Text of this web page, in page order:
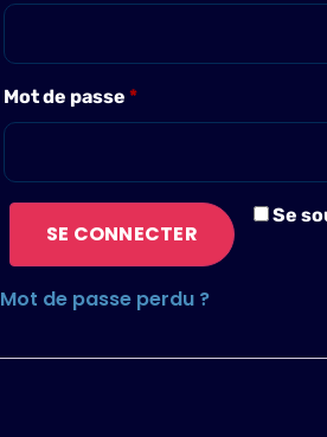
Mot de passe *
Se
SE CONNECTER
Mot de passe perdu ?